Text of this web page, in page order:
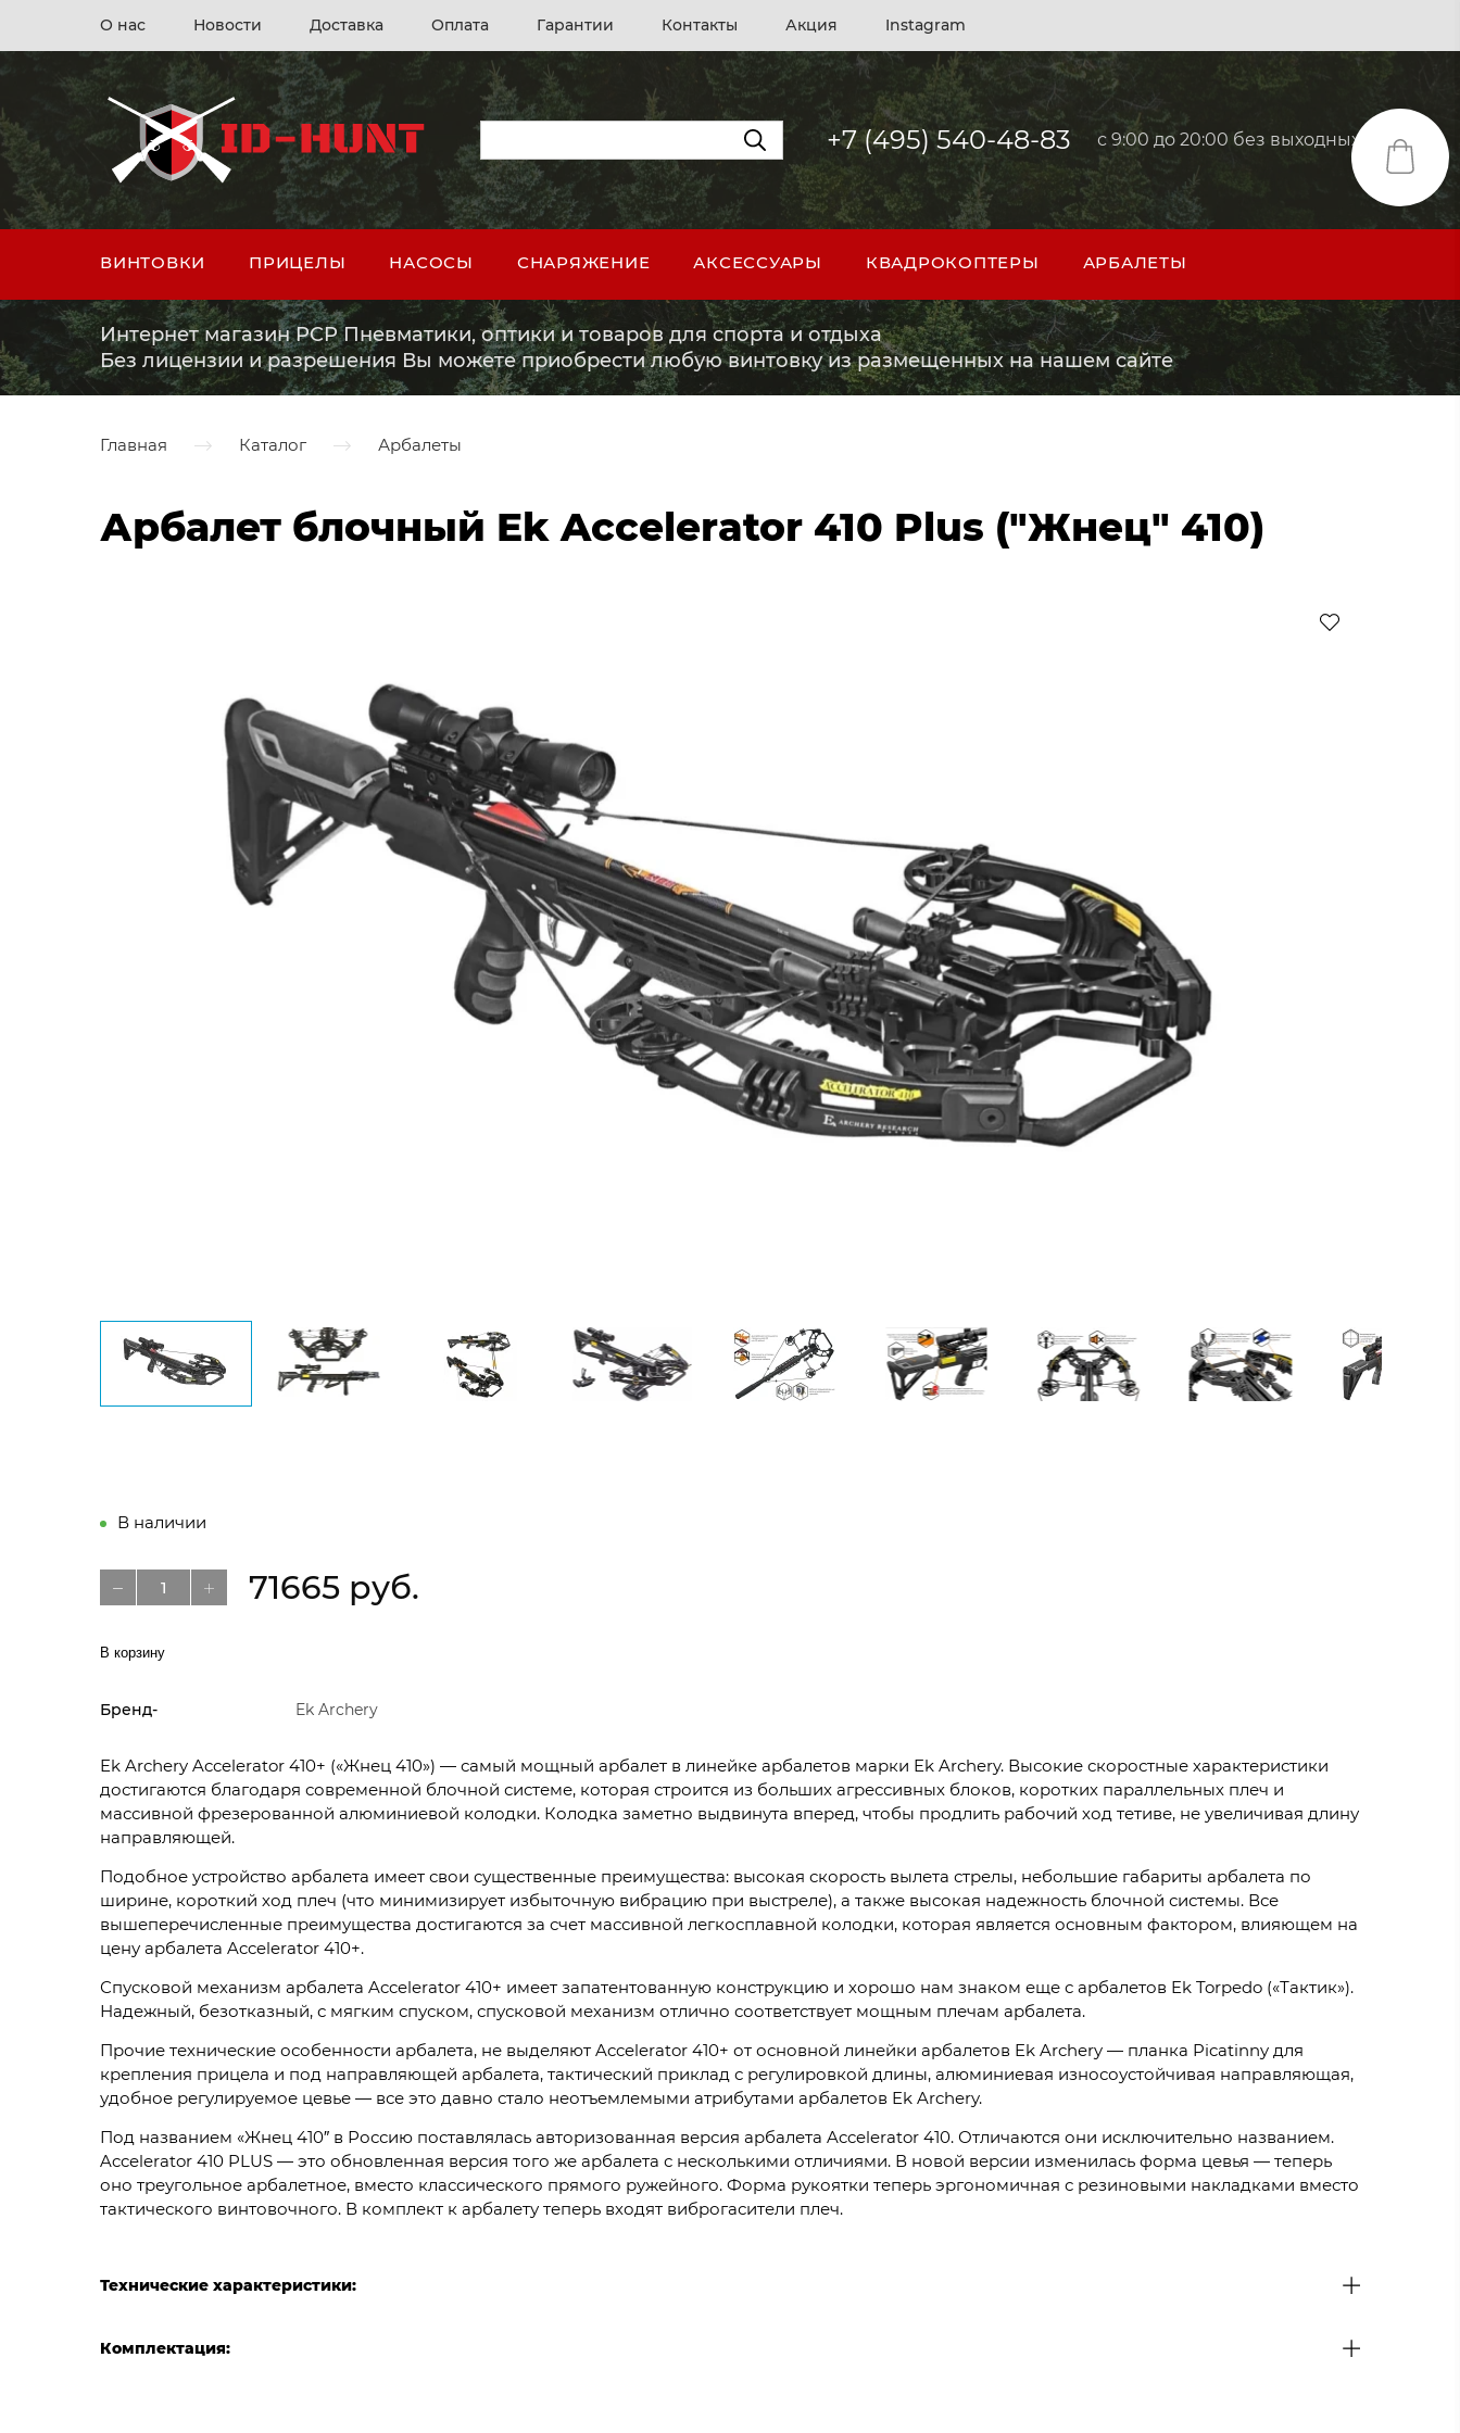
О нас Новости Доставка Оплата Гарантии Контакты Акция Instagram
+7 (495) 540-48-83 с 9:00 до 20:00 без выходных
ВИНТОВКИ ПРИЦЕЛЫ НАСОСЫ СНАРЯЖЕНИЕ АКСЕССУАРЫ КВАДРОКОПТЕРЫ АРБАЛЕТЫ
Интернет магазин PCP Пневматики, оптики и товаров для спорта и отдыха
Без лицензии и разрешения Вы можете приобрести любую винтовку из размещенных на нашем сайте
Главная Каталог Арбалеты
Арбалет блочный Ek Accelerator 410 Plus ("Жнец" 410)
В наличии
71665 руб.
В корзину
Бренд- Ek Archery
Ek Archery Accelerator 410+ («Жнец 410») — самый мощный арбалет в линейке арбалетов марки Ek Archery. Высокие скоростные характеристики
достигаются благодаря современной блочной системе, которая строится из больших агрессивных блоков, коротких параллельных плеч и
массивной фрезерованной алюминиевой колодки. Колодка заметно выдвинута вперед, чтобы продлить рабочий ход тетиве, не увеличивая длину
направляющей.
Подобное устройство арбалета имеет свои существенные преимущества: высокая скорость вылета стрелы, небольшие габариты арбалета по
ширине, короткий ход плеч (что минимизирует избыточную вибрацию при выстреле), а также высокая надежность блочной системы. Все
вышеперечисленные преимущества достигаются за счет массивной легкосплавной колодки, которая является основным фактором, влияющем на
цену арбалета Accelerator 410+.
Спусковой механизм арбалета Accelerator 410+ имеет запатентованную конструкцию и хорошо нам знаком еще с арбалетов Ek Torpedo («Тактик»).
Надежный, безотказный, с мягким спуском, спусковой механизм отлично соответствует мощным плечам арбалета.
Прочие технические особенности арбалета, не выделяют Accelerator 410+ от основной линейки арбалетов Ek Archery — планка Picatinny для
крепления прицела и под направляющей арбалета, тактический приклад с регулировкой длины, алюминиевая износоустойчивая направляющая,
удобное регулируемое цевье — все это давно стало неотъемлемыми атрибутами арбалетов Ek Archery.
Под названием «Жнец 410″ в Россию поставлялась авторизованная версия арбалета Accelerator 410. Отличаются они исключительно названием.
Accelerator 410 PLUS — это обновленная версия того же арбалета с несколькими отличиями. В новой версии изменилась форма цевья — теперь
оно треугольное арбалетное, вместо классического прямого ружейного. Форма рукоятки теперь эргономичная с резиновыми накладками вместо
тактического винтовочного. В комплект к арбалету теперь входят виброгасители плеч.
Технические характеристики:
Комплектация: